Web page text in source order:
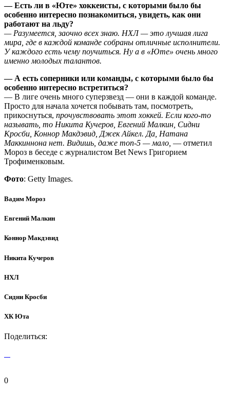
— Есть ли в «Юте» хоккеисты, с которыми было бы
особенно интересно познакомиться, увидеть, как они
работают на льду?
— Разумеется, заочно всех знаю. НХЛ — это лучшая лига
мира, где в каждой команде собраны отличные исполнители.
У каждого есть чему поучиться. Ну а в «Юте» очень много
именно молодых талантов.
— А есть соперники или команды, с которыми было бы
особенно интересно встретиться?
— В лиге очень много суперзвезд — они в каждой команде.
Просто для начала хочется побывать там, посмотреть,
прикоснуться, прочувствовать этот хоккей. Если кого-то
называть, то Никита Кучеров, Евгений Малкин, Сидни
Кросби, Коннор Макдэвид, Джек Айкел. Да, Натана
Маккиннона нет. Видишь, даже топ-5 — мало, — отметил
Мороз в беседе с журналистом Bet News Григорием
Трофименковым.
Фото: Getty Images.
Вадим Мороз
Евгений Малкин
Коннор Макдэвид
Никита Кучеров
НХЛ
Сидни Кросби
ХК Юта
Поделиться:
0